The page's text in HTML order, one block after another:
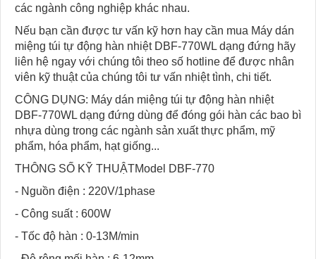
các ngành công nghiệp khác nhau.
Nếu bạn cần được tư vấn kỹ hơn hay cần mua Máy dán
miệng túi tự động hàn nhiệt DBF-770WL dạng đứng hãy
liên hệ ngay với chúng tôi theo số hotline để được nhân
viên kỹ thuật của chúng tôi tư vấn nhiệt tình, chi tiết.
CÔNG DỤNG: Máy dán miệng túi tự động hàn nhiệt
DBF-770WL dạng đứng dùng để đóng gói hàn các bao bì
nhựa dùng trong các ngành sản xuất thực phẩm, mỹ
phẩm, hóa phẩm, hạt giống...
THÔNG SỐ KỸ THUẬTModel DBF-770
- Nguồn điện : 220V/1phase
- Công suất : 600W
- Tốc độ hàn : 0-13M/min